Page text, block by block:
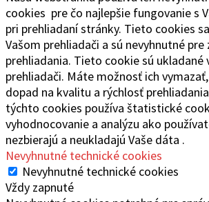
cookies pre čo najlepšie fungovanie s
pri prehliadaní stránky. Tieto cookies
Vašom prehliadači a sú nevyhnutné
prehliadania. Tieto cookie sú ukladané
prehliadači. Máte možnosť ich
dopad na kvalitu a rýchlosť
týchto cookies používa štatistické
vyhodnocovanie a analýzu ako
nezbierajú a neukladajú Vaše dáta .
Nevyhnutné technické cookies
Nevyhnutné technické cookies
Vždy zapnuté